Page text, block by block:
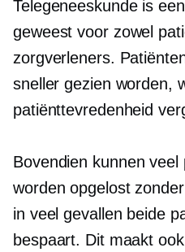
Telegeneeskunde is
geweest voor zowel
zorgverleners.
sneller gezien worden,
patiënttevredenheid
Bovendien kunnen
worden opgelost
in veel gevallen beide
bespaart. Dit maakt